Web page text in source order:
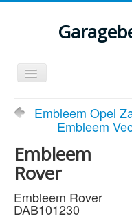
Schakelen
navigatie
Welkom
Klassiekers en
Diensten
Parts
Occasions
Embleem Opel
Embleem
Embleem
Rover
Embleem Rover
DAB101230